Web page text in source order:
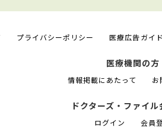
プライバシーポリシー 医療広告ガイ
医療機関の方
情報掲載にあたって お
ドクターズ・ファイ
ログイン 会員